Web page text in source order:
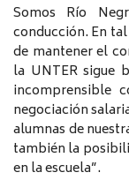
Somos Río
conducción. En
de mantener el
la UNTER sigue
incomprensible
negociación
alumnas de
también la
en la escuela”.